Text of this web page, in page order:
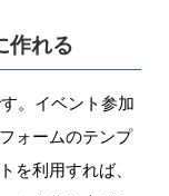
作れる
。イベント参加
ォームのテンプ
を利用すれば、